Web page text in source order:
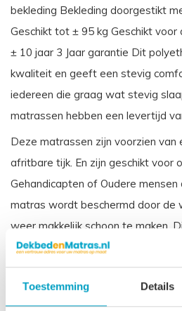
Toestemming Details
bekleding Bekleding doorgestikt
Geschikt tot ± 95 kg Geschikt
± 10 jaar 3 Jaar garantie Dit
kwaliteit en geeft een stevig
iedereen die graag wat stevig
matrassen hebben een levertijd
Deze matrassen zijn voorzien van
afritbare tijk. En zijn geschikt voor
Gehandicapten of Oudere
matras wordt beschermd door de
weer makkelijk schoon te maken.
toegepast in zorginstellingen.
Vergelijkbare benamingen voor
matras zijn: Incontinentie matras,